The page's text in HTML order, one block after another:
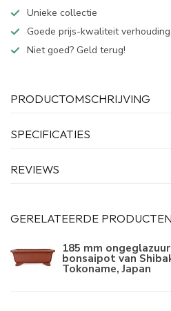
Unieke collectie
Goede prijs-kwaliteit verhouding
Niet goed? Geld terug!
PRODUCTOMSCHRIJVING
SPECIFICATIES
REVIEWS
GERELATEERDE PRODUCTEN
185 mm
bonsaipot van
Tokoname, Japan